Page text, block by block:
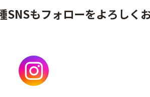
SNSもフォローをよろしく